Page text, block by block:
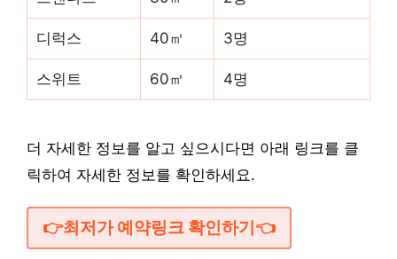
디럭스 40㎡ 3명
스위트 60㎡ 4명
더 자세한 정보를 알고 싶으시다면 아래 링크를 클
릭하여 자세한 정보를 확인하세요.
👉최저가 예약링크 확인하기👈